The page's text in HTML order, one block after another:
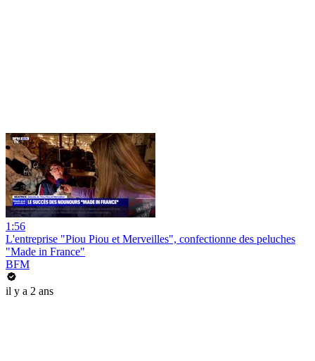
1:56
L'entreprise "Piou Piou et Merveilles", confectionne des peluches
"Made in France"
BFM
il y a 2 ans